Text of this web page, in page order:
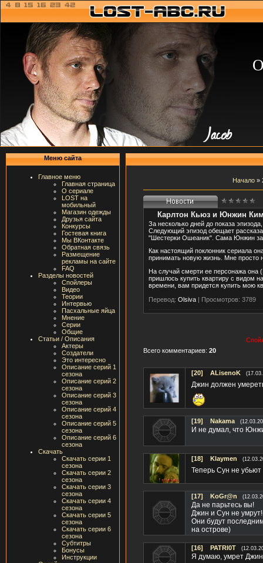
Меню сайта
Главное меню
Главная страница
О сериале
LOST на
мобильный
Магазин одежды
Друзья сайта
Конкурсы
Гостевая книга
Мы ВКонтакте
Обратная связь
Размещение
рекламы на сайте
FAQ
Разделы новостей
Спойлеры
Видео
Теории
Интервью
Пасхальные яйца
Мнение
Серии
Общие
Статьи / Описания
Актеры
Создатели
Это интересно
Описание серий 1
сезона
Описание серий 2
сезона
Описание серий 3
сезона
Описание серий 4
сезона
Описание серий 5
сезона
Описание серий 6
сезона
Скачать
Скачать серии 1
сезона
Скачать серии 2
сезона
Скачать серии 3
сезона
Скачать серии 4
сезона
Скачать серии 5
сезона
Скачать серии 6
сезона
Субтитры
Бонусы
Инструкции
Начало »
Карлтон Кьюз и Юнжин
За несколько дней до показа
Следующий эпизод обещает
"Шестерки Ошеаник". Сама Юнжин
Как настоящий поклонник сериала
принимать новую жизнь. Мне просто
На случай смерти ее персонажа
пришлось купить квартиру с видом
времени, вам придется купить мою
Перевод: Olsiva | Просмотров: 3789
Всего комментариев: 20
[20] ALisenoK
Джин должен
[19] Nakama
И не думал, что
[18] Klaymen
Теперь Сун не
[17] KoGr@n
Да не парьтесь вы!
Джин и Сун не
Они будут
на острове)
[16] PATRI0T
Я думаю, умрет